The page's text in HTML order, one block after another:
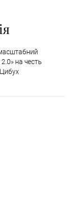
на честь